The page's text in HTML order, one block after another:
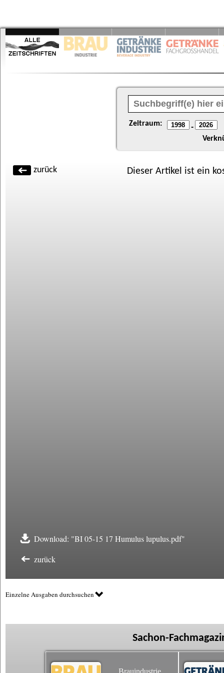
Zeitraum: -
zurück Dieser Artikel ist ein
Download: "BI 05-15 17 Humulus lupulus.pdf"
zurück
Einzelne Ausgaben durchsuchen
Sachon-
Brauindustrie